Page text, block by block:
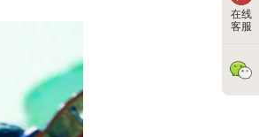
在线
客服